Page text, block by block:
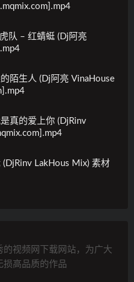
队 – 红蜻蜓 (Dj阿亮
陌生人 (Dj阿亮 VinaHouse
真的爱上你 (DjRinv
(DjRinv LakHous Mix) 素材
视频网下载网站，为广大
损高品质的作品